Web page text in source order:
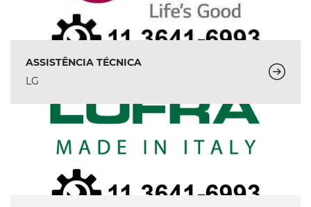
ASSISTÊNCIA TÉCNICA
LG